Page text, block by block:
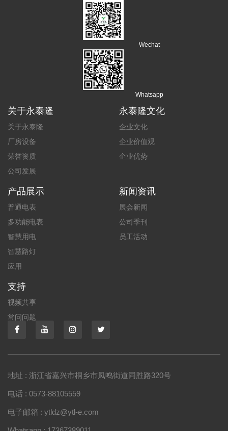
Wechat
Whatsapp
关于永泰隆
关于永泰隆
厂房设备
荣誉资质
公司发展
永泰隆文化
企业文化
企业价值观
企业优势
产品展示
普通电表
多功能电表
智慧用电
智慧路灯
应用
新闻资讯
展会新闻
公司季刊
员工活动
支持
视频共享
常问问题
地址 : 浙江省嘉兴市桐乡市凤鸣街道同胜路320号
电话 : 0573-88105559
电子邮箱 : ytldz@ytl-e.com